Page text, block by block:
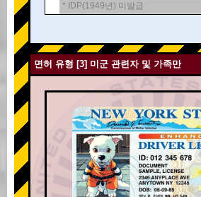
* IDP(1949년) 미발급
면허 유형 [3] 미군 관련자 및 가족만